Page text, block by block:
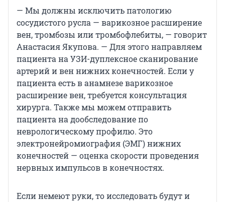
— Мы должны исключить патологию
сосудистого русла — варикозное расширение
вен, тромбозы или тромбофлебиты, — говорит
Анастасия Якупова. — Для этого направляем
пациента на УЗИ-дуплексное сканирование
артерий и вен нижних конечностей. Если у
пациента есть в анамнезе варикозное
расширение вен, требуется консультация
хирурга. Также мы можем отправить
пациента на дообследование по
неврологическому профилю. Это
электронейромиография (ЭМГ) нижних
конечностей — оценка скорости проведения
нервных импульсов в конечностях.
Если немеют руки, то исследовать будут и